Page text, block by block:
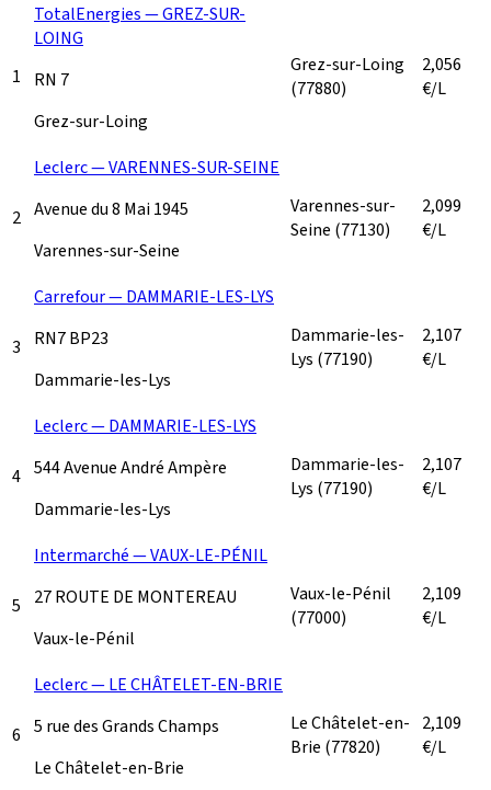
1
TotalEnergies — GREZ-SUR-
LOING
RN 7
Grez-sur-Loing
Grez-sur-Loing
(77880)
2,056
€/L
2
Leclerc — VARENNES-SUR-SEINE
Avenue du 8 Mai 1945
Varennes-sur-Seine
Varennes-sur-
Seine (77130)
2,099
€/L
3
Carrefour — DAMMARIE-LES-LYS
RN7 BP23
Dammarie-les-Lys
Dammarie-les-
Lys (77190)
2,107
€/L
4
Leclerc — DAMMARIE-LES-LYS
544 Avenue André Ampère
Dammarie-les-Lys
Dammarie-les-
Lys (77190)
2,107
€/L
5
Intermarché — VAUX-LE-PÉNIL
27 ROUTE DE MONTEREAU
Vaux-le-Pénil
Vaux-le-Pénil
(77000)
2,109
€/L
6
Leclerc — LE CHÂTELET-EN-BRIE
5 rue des Grands Champs
Le Châtelet-en-Brie
Le Châtelet-en-
Brie (77820)
2,109
€/L